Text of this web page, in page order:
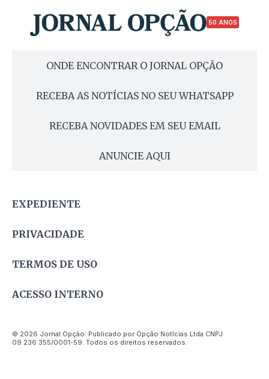
50 ANOS
ONDE ENCONTRAR O JORNAL OPÇÃO
RECEBA AS NOTÍCIAS NO SEU WHATSAPP
RECEBA NOVIDADES EM SEU EMAIL
ANUNCIE AQUI
EXPEDIENTE
PRIVACIDADE
TERMOS DE USO
ACESSO INTERNO
© 2026 Jornal Opção. Publicado por Opção Notícias Ltda CNPJ
09.236.355/0001-59. Todos os direitos reservados.